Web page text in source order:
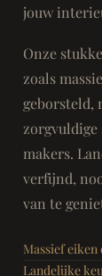
jouw
Onze
zoals
geborsteld,
zorgvuldige
makers.
verfijnd,
van te
Massief eiken
Landelijke